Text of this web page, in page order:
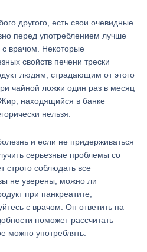
другого, есть свои очевидные
перед употреблением лучше
с врачом. Некоторые
свойств печени трески
людям, страдающим от этого
чайной ложки один раз в месяц
находящийся в банке
нельзя.
и если не придерживаться
серьезные проблемы со
строго соблюдать все
не уверены, можно ли
при панкреатите,
с врачом. Он ответить на
поможет рассчитать
можно употреблять.